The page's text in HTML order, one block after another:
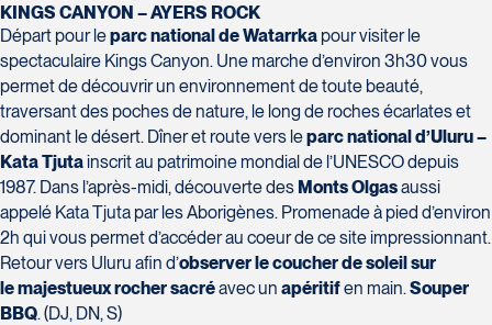
KINGS CANYON – AYERS ROCK
Départ pour leparc national de Watarrka pour visiter le
spectaculaire Kings Canyon. Une marche d’environ 3h30 vous
permet de découvrir un environnement de toute beauté,
traversant des poches de nature, le long de roches écarlates et
dominant le désert. Dîner et route vers leparc national d’Uluru –
Kata Tjutainscrit au patrimoine mondial de l’UNESCO depuis
1987. Dans l’après-midi, découverte des Monts Olgasaussi
appelé Kata Tjuta par les Aborigènes. Promenade à pied d’environ
2h qui vous permet d’accéder au coeur de ce site impressionnant.
Retour vers Uluru afin d’observer le coucher de soleil sur
le majestueux rocher sacréavec un apéritifen main.Souper
BBQ. (DJ, DN, S)
Voyages Granby
157 rue Principale
Granby
J2G 2V5
Tél :450-372-3624 / 1-800-361-0447
Voyages Jean-Pierre
Voyages Laurier du Vallon - Siège
social
2700 Boulevard Laurier - Édifice
Champlain, bureau 5000
Québec
G1V 4K5
Tél :418-653-1882 / 1-800-640-1882